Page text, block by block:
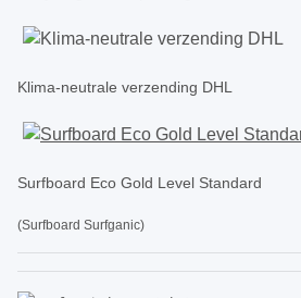
Klima-neutrale verzending DHL
Surfboard Eco Gold Level Standard
(Surfboard Surfganic)